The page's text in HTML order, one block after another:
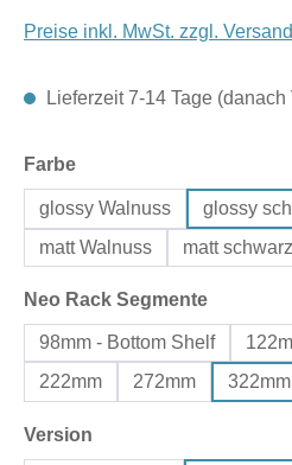
Preise inkl. MwSt. zzgl.
Lieferzeit 7-14 Tage
Farbeauswählen
glossy Walnuss glossy
matt Walnuss
matt schwarz
Neo Rack Segmente
98mm - Bottom Shelf
222mm
272mm 322mm
Version